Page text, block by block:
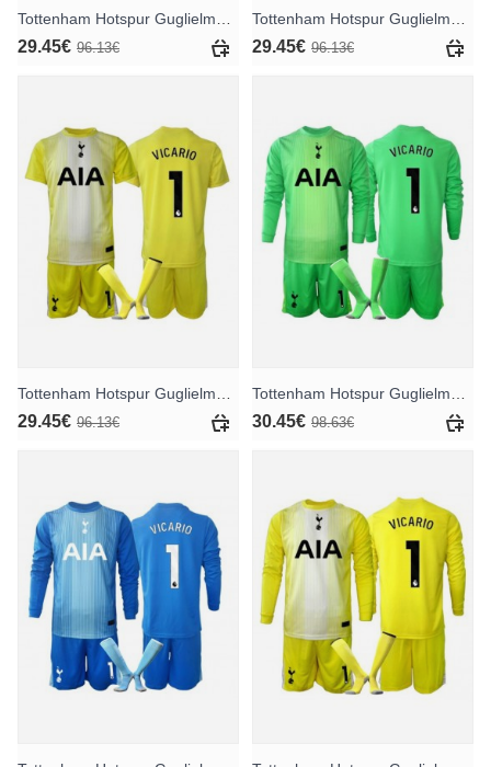
29.45€ 96.13€ 29.45€ 96.13€
Tottenham Hotspur Guglielmo Vicario #1 Torwart Ausweichtrikot für Kinder 2025-26 Kurzarm (+ Kurze Hosen)
29.45€ 96.13€
Tottenham Hotspur Guglielmo Vicario #1 Torwart Heimtrikotsatz für Kinder 2025-26 Langarm (+ Kurze Hosen)
30.45€ 98.63€